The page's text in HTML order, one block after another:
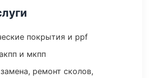
покрытия и ppf
и мкпп
ремонт сколов,